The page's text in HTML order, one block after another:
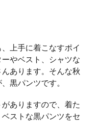
上手に着こなすポイ
やベスト、シャツな
あります。そんな秋
黒パンツです。
ありますので、着た
ストな黒パンツをセ